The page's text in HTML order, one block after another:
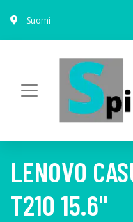
Suomi
LENOVO
T210 15.6"